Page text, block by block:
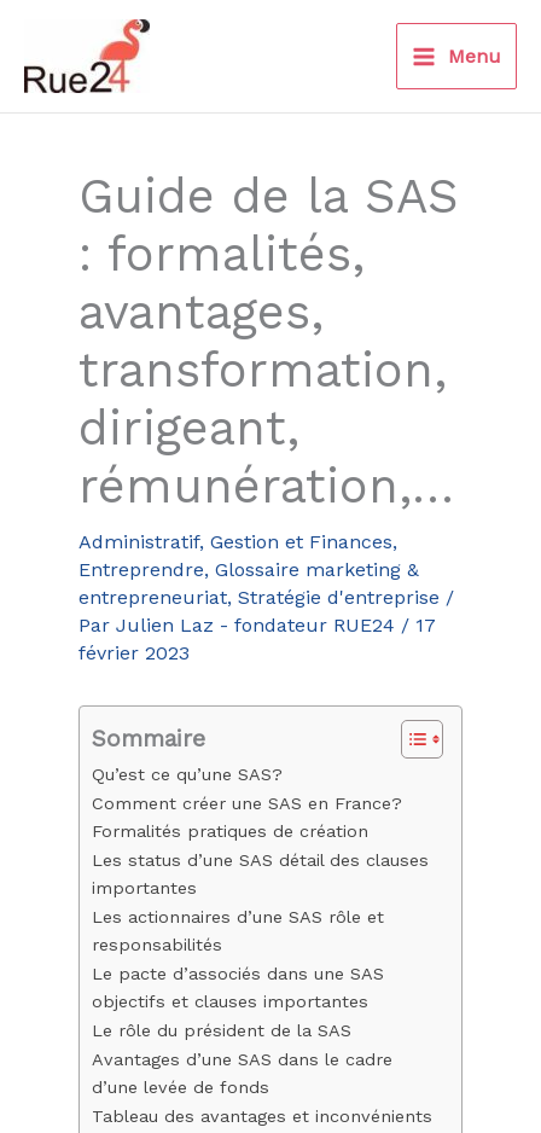
contenu
Menu
Guide de la SAS
: formalités,
avantages,
transformation,
dirigeant,
rémunération,…
Administratif, Gestion et Finances,
Entreprendre, Glossaire marketing &
entrepreneuriat, Stratégie d'entreprise /
Par Julien Laz - fondateur RUE24 / 17
février 2023
Sommaire
Qu’est ce qu’une SAS?
Comment créer une SAS en France?
Formalités pratiques de création
Les status d’une SAS détail des clauses
importantes
Les actionnaires d’une SAS rôle et
responsabilités
Le pacte d’associés dans une SAS
objectifs et clauses importantes
Le rôle du président de la SAS
Avantages d’une SAS dans le cadre
d’une levée de fonds
Tableau des avantages et inconvénients